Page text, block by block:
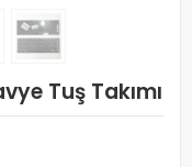
Tuş Takımı